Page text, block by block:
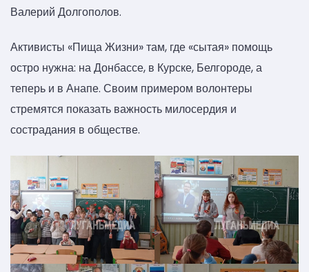
Валерий Долгополов.
Активисты «Пища Жизни» там, где «сытая» помощь
остро нужна: на Донбассе, в Курске, Белгороде, а
теперь и в Анапе. Своим примером волонтеры
стремятся показать важность милосердия и
сострадания в обществе.